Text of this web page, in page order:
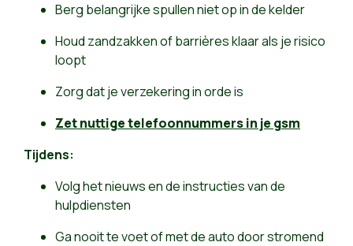
Berg belangrijke spullen niet op in de kelder
Houd zandzakken of barrières klaar als je risico
loopt
Zorg dat je verzekering in orde is
Zet nuttige telefoonnummers in je gsm
Tijdens:
Volg het nieuws en de instructies van de
hulpdiensten
Ga nooit te voet of met de auto door stromend